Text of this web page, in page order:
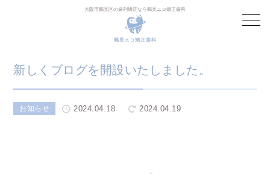
大阪市鶴見区の歯列矯正なら鶴見ニコ矯正歯科
新しくブログを開設いたしました。
お知らせ 2024.04.18 2024.04.19